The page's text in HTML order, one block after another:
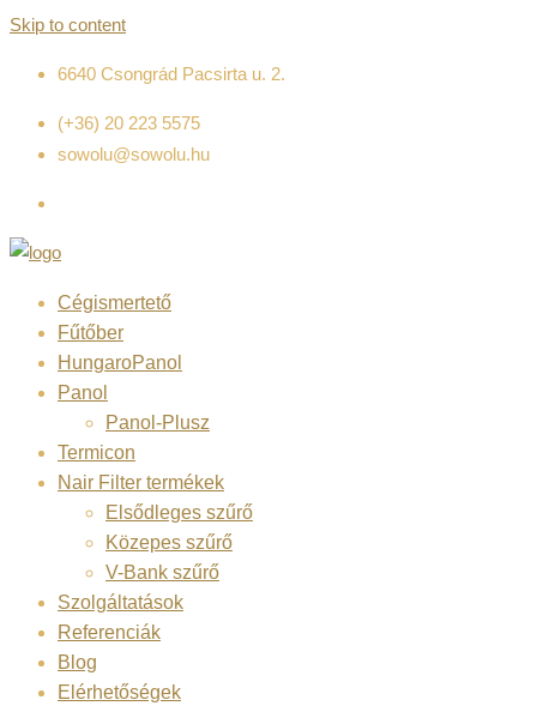
Skip to content
6640 Csongrád Pacsirta u. 2.
(+36) 20 223 5575
sowolu@sowolu.hu
Cégismertető
Fűtőber
HungaroPanol
Panol
Panol-Plusz
Termicon
Nair Filter termékek
Elsődleges szűrő
Közepes szűrő
V-Bank szűrő
Szolgáltatások
Referenciák
Blog
Elérhetőségek